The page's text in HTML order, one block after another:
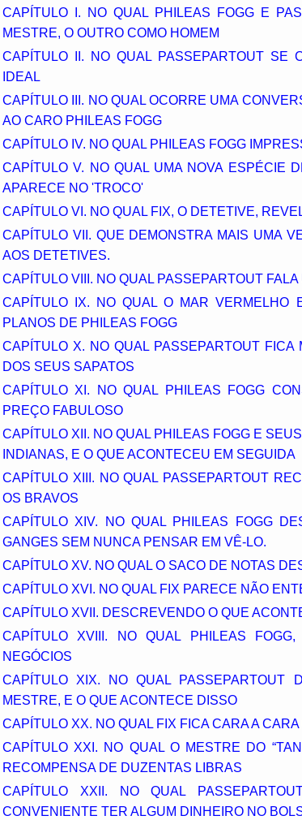
CAPÍTULO I. NO QUAL PHILEAS FOGG E
MESTRE, O OUTRO COMO HOMEM
CAPÍTULO II. NO QUAL PASSEPARTOUT SE
IDEAL
CAPÍTULO III. NO QUAL OCORRE UMA
AO CARO PHILEAS FOGG
CAPÍTULO IV. NO QUAL PHILEAS FOGG
CAPÍTULO V. NO QUAL UMA NOVA ESPÉCIE
APARECE NO 'TROCO'
CAPÍTULO VI. NO QUAL FIX, O DETETIVE,
CAPÍTULO VII. QUE DEMONSTRA MAIS UMA
AOS DETETIVES.
CAPÍTULO VIII. NO QUAL PASSEPARTOUT
CAPÍTULO IX. NO QUAL O MAR VERMELHO
PLANOS DE PHILEAS FOGG
CAPÍTULO X. NO QUAL PASSEPARTOUT
DOS SEUS SAPATOS
CAPÍTULO XI. NO QUAL PHILEAS FOGG
PREÇO FABULOSO
CAPÍTULO XII. NO QUAL PHILEAS FOGG E
INDIANAS, E O QUE ACONTECEU EM SEGUIDA
CAPÍTULO XIII. NO QUAL PASSEPARTOUT
OS BRAVOS
CAPÍTULO XIV. NO QUAL PHILEAS FOGG
GANGES SEM NUNCA PENSAR EM VÊ-LO.
CAPÍTULO XV. NO QUAL O SACO DE NOTAS
CAPÍTULO XVI. NO QUAL FIX PARECE NÃO
CAPÍTULO XVII. DESCREVENDO O QUE
CAPÍTULO XVIII. NO QUAL PHILEAS
NEGÓCIOS
CAPÍTULO XIX. NO QUAL PASSEPARTOUT
MESTRE, E O QUE ACONTECE DISSO
CAPÍTULO XX. NO QUAL FIX FICA CARA A
CAPÍTULO XXI. NO QUAL O MESTRE DO
RECOMPENSA DE DUZENTAS LIBRAS
CAPÍTULO XXII. NO QUAL
CONVENIENTE TER ALGUM DINHEIRO NO